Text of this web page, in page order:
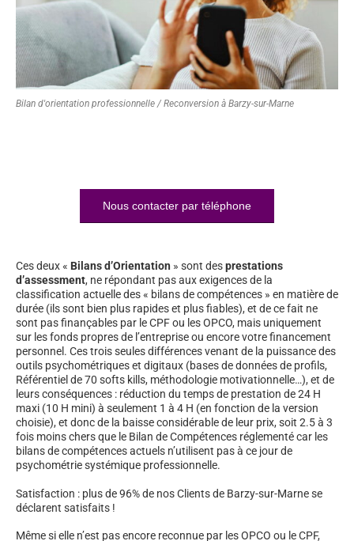
Bilan d'orientation professionnelle / Reconversion à Barzy-sur-Marne
Nous contacter par téléphone
Ces deux « Bilans d’Orientation » sont desprestations
d’assessment, ne répondant pas aux exigences de la
classification actuelle des « bilans de compétences » en matière de
durée (ils sont bien plus rapides et plus fiables), et de ce fait ne
sont pas finançables par le CPF ou les OPCO, mais uniquement
sur les fonds propres de l’entreprise ou encore votre financement
personnel. Ces trois seules différences venant de la puissance des
outils psychométriques et digitaux (bases de données de profils,
Référentiel de 70 softs kills, méthodologie motivationnelle…), et de
leurs conséquences : réduction du temps de prestation de 24 H
maxi (10 H mini) à seulement 1 à 4 H (en fonction de la version
choisie), et donc de la baisse considérable de leur prix, soit 2.5 à 3
fois moins chers que le Bilan de Compétences réglementé car les
bilans de compétences actuels n’utilisent pas à ce jour de
psychométrie systémique professionnelle.
Satisfaction : plus de 96% de nos Clients de Barzy-sur-Marne se
déclarent satisfaits !
Même si elle n’est pas encore reconnue par les OPCO ou le CPF,